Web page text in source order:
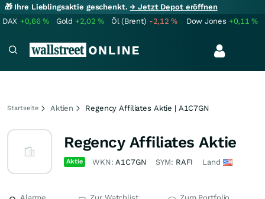
🎁 Ihre Lieblingsaktie geschenkt.→ Jetzt Depot eröffnen
DAX +0,66% Gold +2,02% Öl (Brent) -2,12% Dow Jones +0,11%
Startseite Aktien Regency Affiliates Aktie | A1C7GN
Regency Affiliates Aktie
Aktie WKN:A1C7GN SYM: RAFI Land